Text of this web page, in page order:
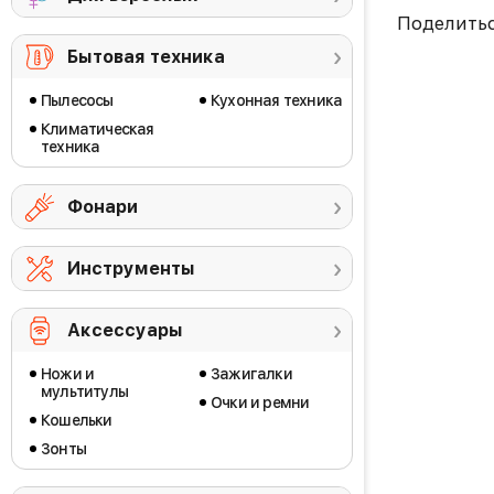
Бытовая техника
Пылесосы
Климатическая
техника
Кухонная техника
Фонари
Инструменты
Аксессуары
Ножи и
мультитулы
Кошельки
Зонты
Зажигалки
Очки и ремни